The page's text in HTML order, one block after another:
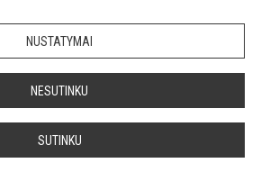
NUSTATYMAI
NESUTINKU
SUTINKU